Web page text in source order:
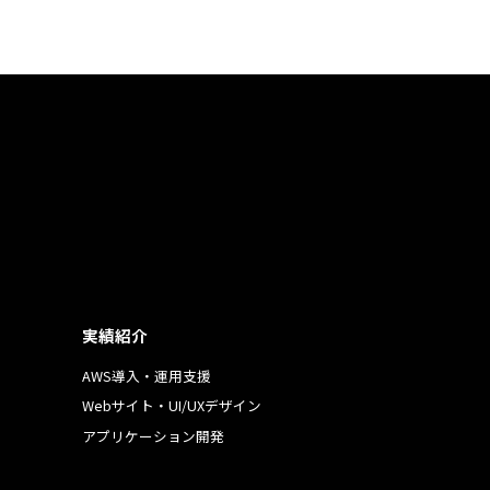
実績紹介
AWS導入・運用支援
Webサイト・UI/UXデザイン
アプリケーション開発